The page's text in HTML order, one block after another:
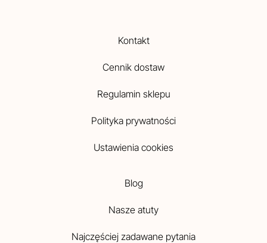
Kontakt
Cennik dostaw
Regulamin sklepu
Polityka prywatności
Ustawienia cookies
Blog
Nasze atuty
Najczęściej zadawane pytania